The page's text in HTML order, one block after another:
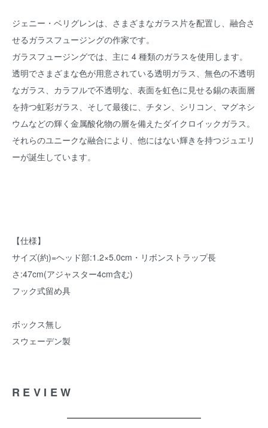
ジェニー・ベリグレンは、さまざまなガラス片を配置し、融合さ
せるガラスフュージングの作家です。
ガラスフュージングでは、主に 4 種類のガラスを使用します。
透明でさまざまな色が用意されている透明ガラス、無色の不透明
なガラス、カラフルで不透明な、表面を虹色に見せる錫の表面層
を持つ虹彩ガラス、そして最後に、チタン、シリコン、マグネシ
ウムなどの輝く金属酸化物の層を備えたダイクロイックガラス。
それらのユニークな融合により、他にはない輝きを持つジュエリ
ーが誕生しています。
【仕様】
サイズ(約)=ヘッド部:1.2×5.0cm・リボンストラップ長
さ:47cm(アジャスター4cm含む)
フック式留め具
ボックス無し
スウェーデン製
REVIEW